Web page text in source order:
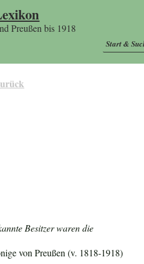
Preußen bis 1918
Start &
Besitzer waren die
von Preußen (v. 1818-1918)